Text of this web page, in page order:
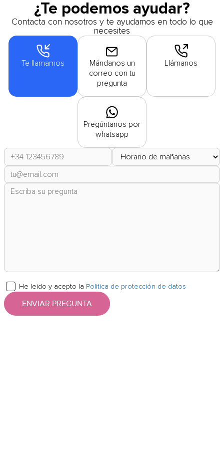
¿Te podemos ayudar?
Contacta con nosotros y te ayudamos en todo lo que
necesites
Te llamamos
Mándanos un
correo con tu
pregunta
Llámanos
Pregúntanos por
whatsapp
He leido y acepto la Politica de protección de datos
ENVIAR PREGUNTA